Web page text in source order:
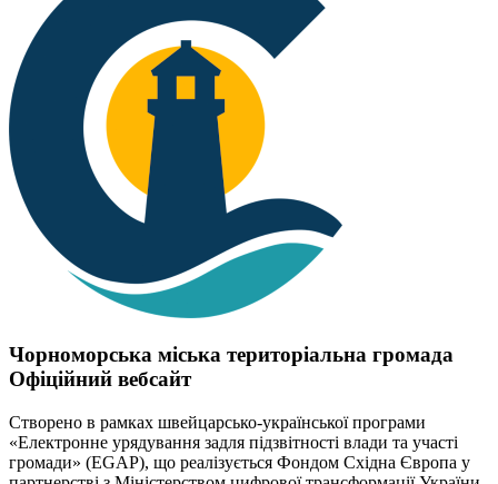
Чорноморська міська територіальна громада
Офіційний вебсайт
Створено в рамках швейцарсько-української програми
«Електронне урядування задля підзвітності влади та участі
громади» (EGAP), що реалізується Фондом Східна Європа у